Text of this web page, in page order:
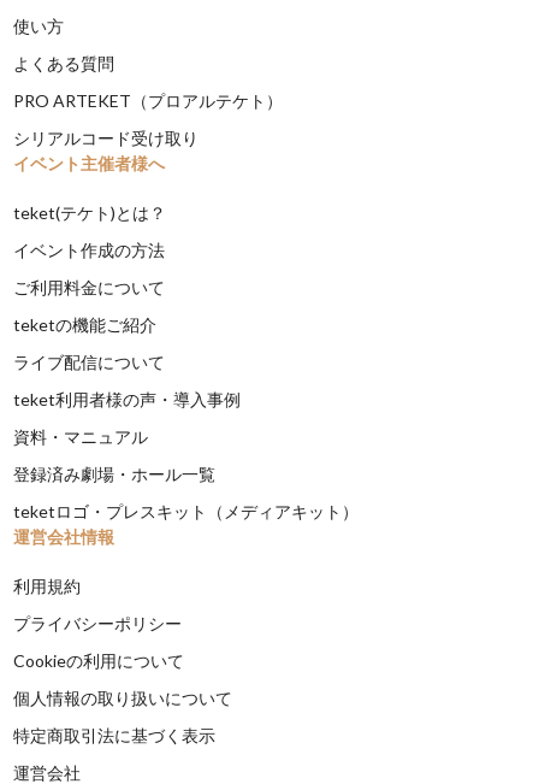
使い方
よくある質問
PRO ARTEKET（プロアルテケト）
シリアルコード受け取り
イベント主催者様へ
teket(テケト)とは？
イベント作成の方法
ご利用料金について
teketの機能ご紹介
ライブ配信について
teket利用者様の声・導入事例
資料・マニュアル
登録済み劇場・ホール一覧
teketロゴ・プレスキット（メディアキット）
運営会社情報
利用規約
プライバシーポリシー
Cookieの利用について
個人情報の取り扱いについて
特定商取引法に基づく表示
運営会社